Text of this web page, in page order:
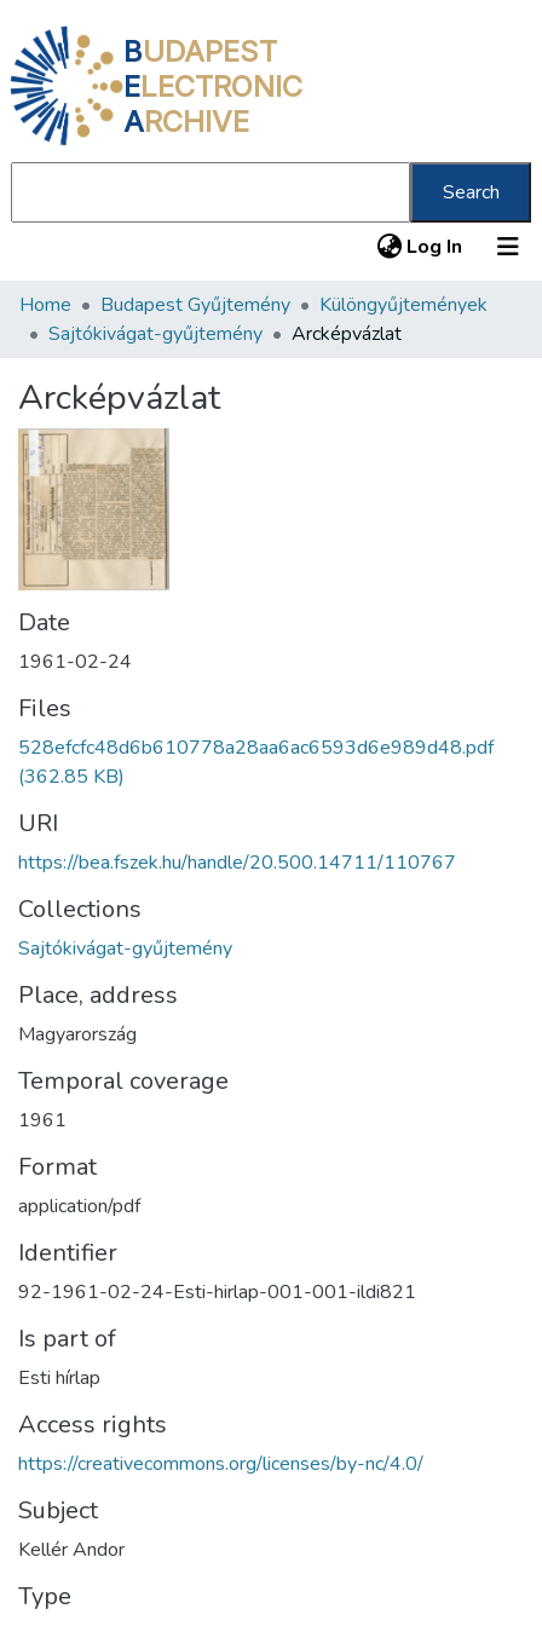
BUDAPEST
ELECTRONIC
ARCHIVE
Search
Log In (current)
Communities & Collections
Statistics
About us
Home Budapest Gyűjtemény
Különgyűjtemények
Sajtókivágat-gyűjtemény
Arcképvázlat
Arcképvázlat
Date
1961-02-24
Files
528efcfc48d6b610778a28aa6ac6593d6e989d48.pdf
(362.85 KB)
URI
https://bea.fszek.hu/handle/20.500.14711/110767
Collections
Sajtókivágat-gyűjtemény
Place, address
Magyarország
Temporal coverage
1961
Format
application/pdf
Identifier
92-1961-02-24-Esti-hirlap-001-001-ildi821
Is part of
Esti hírlap
Access rights
https://creativecommons.org/licenses/by-nc/4.0/
Subject
Kellér Andor
Type